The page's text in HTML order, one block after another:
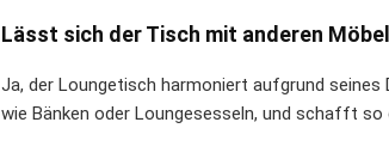
Lässt sich der Tisch mit anderen
Ja, der Loungetisch harmoniert aufgrund seines
wie Bänken oder Loungesesseln, und schafft